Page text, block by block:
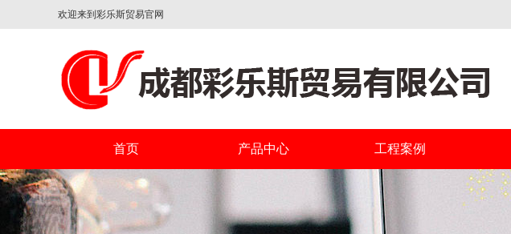
欢迎来到彩乐斯贸易官网
首页 产品中心 工程案例